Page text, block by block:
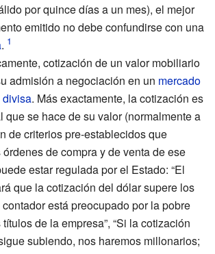
por quince días a un mes), el mejor
emitido no debe confundirse con una
.
cotización de un valor mobiliario
admisión a negociación en un mercado
divisa. Más exactamente, la cotización es
que se hace de su valor (normalmente a
de criterios pre-establecidos que
de compra y de venta de ese
estar regulada por el Estado: “El
que la cotización del dólar supere los
contador está preocupado por la pobre
de la empresa”, “Si la cotización
subiendo, nos haremos millonarios;